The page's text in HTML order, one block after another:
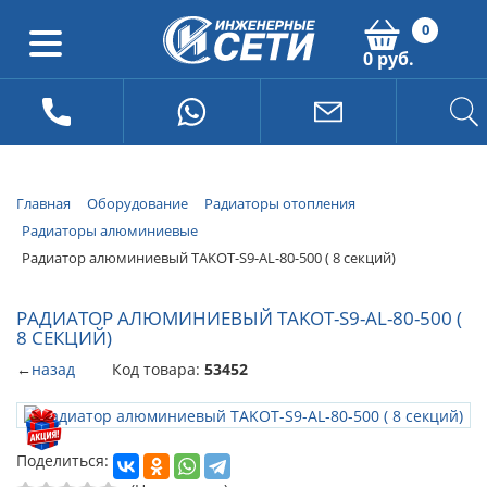
0
0 руб.
Главная Оборудование
Радиаторы отопления
Радиаторы алюминиевые
Радиатор алюминиевый TAKOT-S9-AL-80-500 ( 8 секций)
РАДИАТОР АЛЮМИНИЕВЫЙ TAKOT-S9-AL-80-500 (
8 СЕКЦИЙ)
←назад Код товара: 53452
Поделиться: